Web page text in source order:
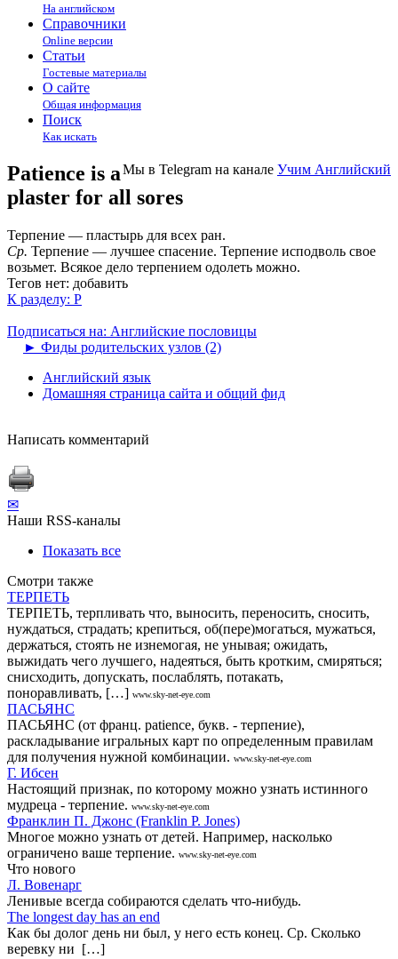
На английском
Справочники
Online версии
Статьи
Гостевые материалы
О сайте
Общая информация
Поиск
Как искать
Мы в Telegram на канале Учим Английский
Patience is a
plaster for all sores
Терпение — пластырь для всех ран.
Ср. Терпение — лучшее спасение. Терпение исподволь свое
возьмет. Всякое дело терпением одолеть можно.
Тегов нет: добавить
К разделу: P
Подписаться на: Английские пословицы
► Фиды родительских узлов (2)
Английский язык
Домашняя страница сайта и общий фид
Написать комментарий
✉
Наши RSS-каналы
Показать все
Смотри также
ТЕРПЕТЬ
ТЕРПЕТЬ, терпливать что, выносить, переносить, сносить,
нуждаться, страдать; крепиться, об(пере)могаться, мужаться,
держаться, стоять не изнемогая, не унывая; ожидать,
выжидать чего лучшего, надеяться, быть кротким, смиряться;
снисходить, допускать, послаблять, потакать,
поноравливать, […] www.sky-net-eye.com
ПАСЬЯНС
ПАСЬЯНС (от франц. patience, букв. - терпение),
раскладывание игральных карт по определенным правилам
для получения нужной комбинации. www.sky-net-eye.com
Г. Ибсен
Настоящий признак, по которому можно узнать истинного
мудреца - терпение. www.sky-net-eye.com
Франклин П. Джонс (Franklin P. Jones)
Многое можно узнать от детей. Например, насколько
ограничено ваше терпение. www.sky-net-eye.com
Что нового
Л. Вовенарг
Ленивые всегда собираются сделать что-нибудь.
The longest day has an end
Как бы долог день ни был, у него есть конец. Ср. Сколько
веревку ни […]